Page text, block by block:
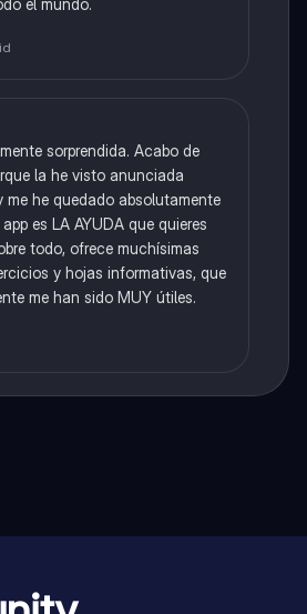
sorprendida. Acabo de
la he visto anunciada
me he quedado absolutamente
es LA AYUDA que quieres
todo, ofrece muchísimas
y hojas informativas, que
me han sido MUY útiles.